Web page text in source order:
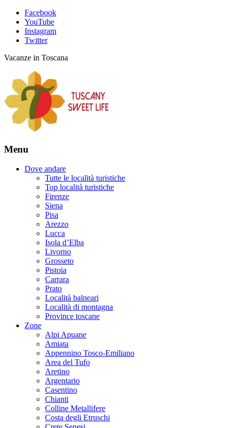
Facebook
YouTube
Instagram
Twitter
Vacanze in Toscana
Menu
Dove andare
Tutte le località turistiche
Top località turistiche
Firenze
Siena
Pisa
Arezzo
Lucca
Isola d’Elba
Livorno
Grosseto
Pistoia
Carrara
Prato
Località balneari
Località di montagna
Province toscane
Zone
Alpi Apuane
Amiata
Appennino Tosco-Emiliano
Area del Tufo
Aretino
Argentario
Casentino
Chianti
Colline Metallifere
Costa degli Etruschi